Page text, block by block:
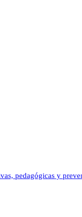
pedagógicas y